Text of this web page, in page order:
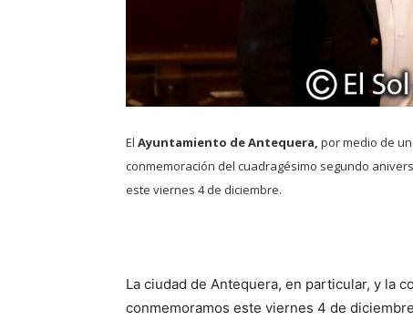
El Ayuntamiento de Antequera, por medio de
conmemoración del cuadragésimo segundo
este viernes 4 de diciembre.
La ciudad de Antequera, en particular, y la
conmemoramos este viernes 4 de